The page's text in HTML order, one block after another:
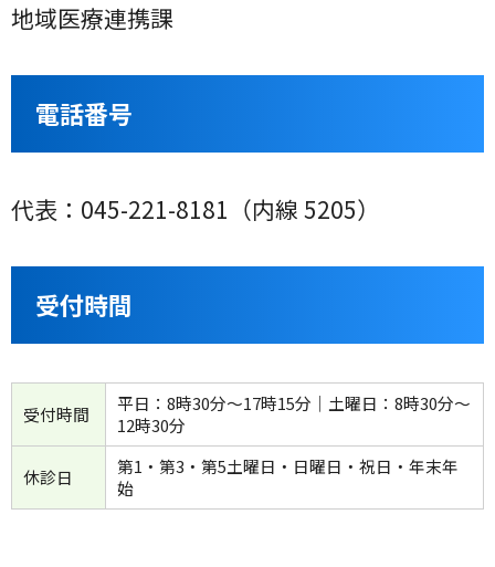
地域医療連携課
電話番号
代表：045-221-8181（内線 5205）
受付時間
受付時間
平日：8時30分〜17時15分│土曜日：8時30分〜
12時30分
休診日
第1・第3・第5土曜日・日曜日・祝日・年末年
始